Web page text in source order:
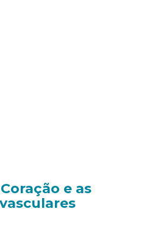
e as